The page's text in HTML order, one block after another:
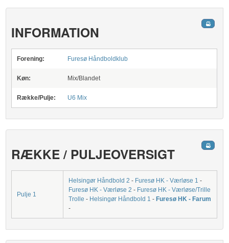
INFORMATION
Forening: Furesø Håndboldklub
Køn: Mix/Blandet
Række/Pulje: U6 Mix
RÆKKE / PULJEOVERSIGT
Pulje 1
Helsingør Håndbold 2 - Furesø HK - Værløse 1 -
Furesø HK - Værløse 2 - Furesø HK - Værløse/Trille
Trolle - Helsingør Håndbold 1 - Furesø HK - Farum
-